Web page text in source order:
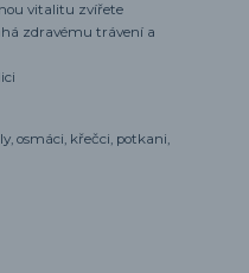
vitalitu zvířete
zdravému trávení a
osmáci, křečci, potkani,